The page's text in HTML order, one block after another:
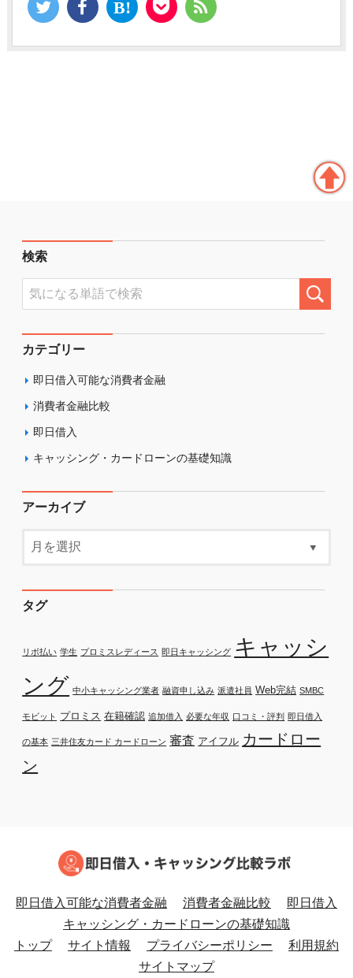
検索
カテゴリー
即日借入可能な消費者金融
消費者金融比較
即日借入
キャッシング・カードローンの基礎知識
アーカイブ
タグ
リボ払い 学生 プロミスレディース 即日キャッシング キャッシ
ング 中小キャッシング業者 融資申し込み 派遣社員 Web完結 SMBC
モビット プロミス 在籍確認 追加借入 必要な年収 口コミ・評判 即日借入
の基本 三井住友カード カードローン 審査 アイフル カードロー
ン
即日借入可能な消費者金融 消費者金融比較
即日借入
キャッシング・カードローンの基礎知識
トップ
サイト情報 プライバシーポリシー
利用規約
サイトマップ